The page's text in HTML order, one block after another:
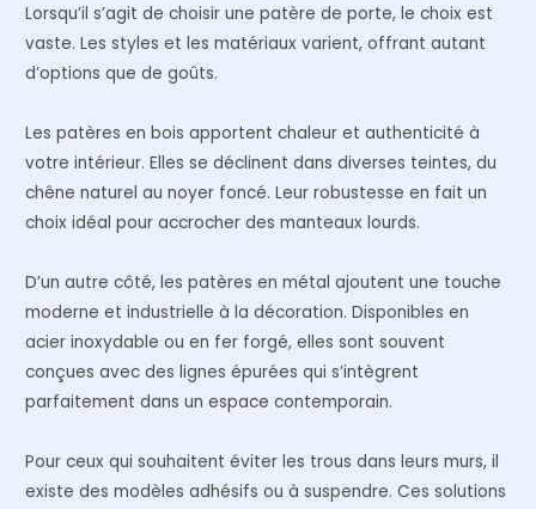
Lorsqu’il s’agit de choisir une patère de porte, le choix est
vaste. Les styles et les matériaux varient, offrant autant
d’options que de goûts.
Les patères en bois apportent chaleur et authenticité à
votre intérieur. Elles se déclinent dans diverses teintes, du
chêne naturel au noyer foncé. Leur robustesse en fait un
choix idéal pour accrocher des manteaux lourds.
D’un autre côté, les patères en métal ajoutent une touche
moderne et industrielle à la décoration. Disponibles en
acier inoxydable ou en fer forgé, elles sont souvent
conçues avec des lignes épurées qui s’intègrent
parfaitement dans un espace contemporain.
Pour ceux qui souhaitent éviter les trous dans leurs murs, il
existe des modèles adhésifs ou à suspendre. Ces solutions